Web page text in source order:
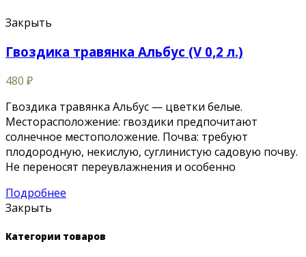
Закрыть
Гвоздика травянка Альбус (V 0,2 л.)
480 ₽
Гвоздика травянка Альбус — цветки белые.
Месторасположение: гвоздики предпочитают
солнечное местоположение. Почва: требуют
плодородную, некислую, суглинистую садовую почву.
Не переносят переувлажнения и особенно
Подробнее
Закрыть
Категории товаров